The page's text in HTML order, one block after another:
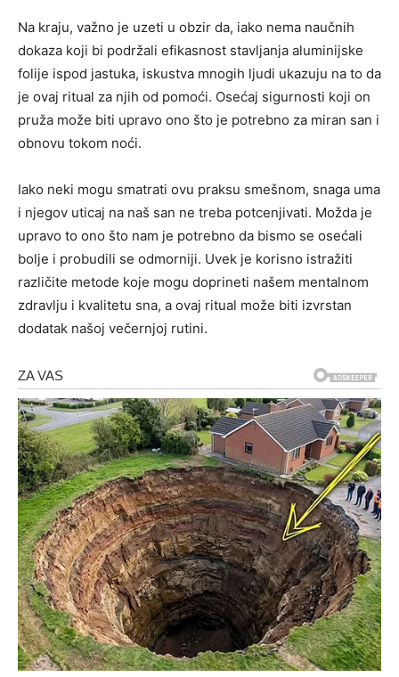
Na kraju, važno je uzeti u obzir da, iako nema naučnih
dokaza koji bi podržali efikasnost stavljanja aluminijske
folije ispod jastuka, iskustva mnogih ljudi ukazuju na to da
je ovaj ritual za njih od pomoći. Osećaj sigurnosti koji on
pruža može biti upravo ono što je potrebno za miran san i
obnovu tokom noći.
Iako neki mogu smatrati ovu praksu smešnom, snaga uma
i njegov uticaj na naš san ne treba potcenjivati. Možda je
upravo to ono što nam je potrebno da bismo se osećali
bolje i probudili se odmorniji. Uvek je korisno istražiti
različite metode koje mogu doprineti našem mentalnom
zdravlju i kvalitetu sna, a ovaj ritual može biti izvrstan
dodatak našoj večernjoj rutini.